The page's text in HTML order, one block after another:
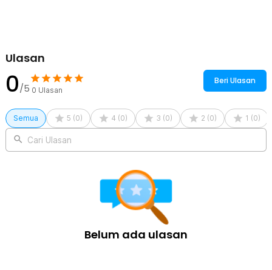
Ulasan
0/5 0 Ulasan
Beri Ulasan
Semua 5 (0) 4 (0) 3 (0) 2 (0) 1 (0)
Cari Ulasan
Belum ada ulasan